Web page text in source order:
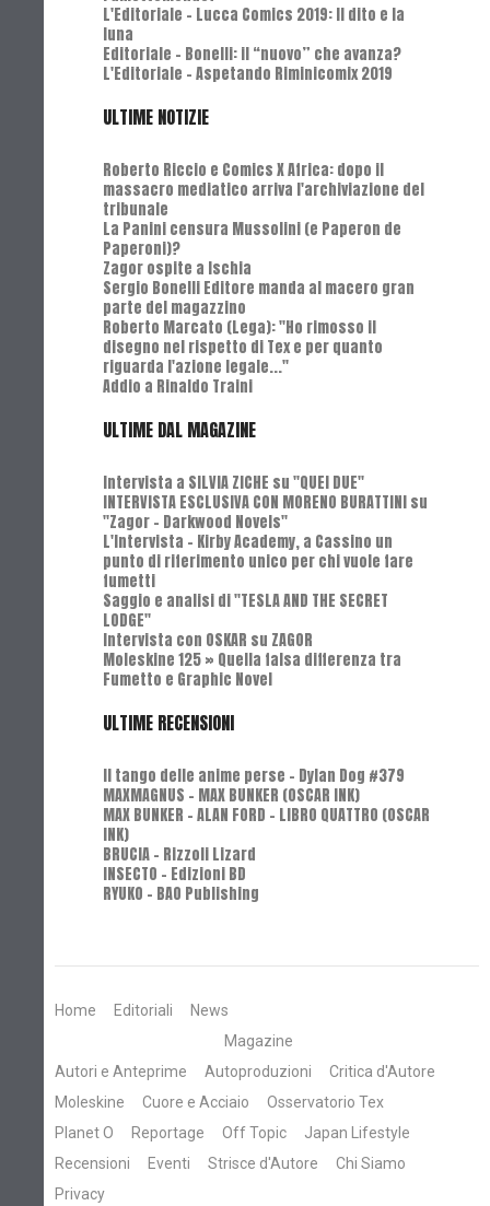
L'Editoriale - Lucca Comics 2019: Il dito e la
luna
Editoriale - Bonelli: il “nuovo” che avanza?
L'Editoriale - Aspetando Riminicomix 2019
ULTIME NOTIZIE
Roberto Riccio e Comics X Africa: dopo il
massacro mediatico arriva l'archiviazione del
tribunale
La Panini censura Mussolini (e Paperon de
Paperoni)?
Zagor ospite a Ischia
Sergio Bonelli Editore manda al macero gran
parte del magazzino
Roberto Marcato (Lega): "Ho rimosso il
disegno nel rispetto di Tex e per quanto
riguarda l'azione legale..."
Addio a Rinaldo Traini
ULTIME DAL MAGAZINE
Intervista a SILVIA ZICHE su "QUEI DUE"
INTERVISTA ESCLUSIVA CON MORENO BURATTINI su
"Zagor - Darkwood Novels"
L'Intervista - Kirby Academy, a Cassino un
punto di riferimento unico per chi vuole fare
fumetti
Saggio e analisi di "TESLA AND THE SECRET
LODGE"
Intervista con OSKAR su ZAGOR
Moleskine 125 » Quella falsa differenza tra
Fumetto e Graphic Novel
ULTIME RECENSIONI
Il tango delle anime perse - Dylan Dog #379
MAXMAGNUS – MAX BUNKER (OSCAR INK)
MAX BUNKER – ALAN FORD – LIBRO QUATTRO (OSCAR
INK)
BRUCIA - Rizzoli Lizard
INSECTO - Edizioni BD
RYUKO - BAO Publishing
Home Editoriali
News
Magazine
Autori e Anteprime
Autoproduzioni
Critica d'Autore
Moleskine
Cuore e Acciaio
Osservatorio Tex
Planet O
Reportage Off Topic
Japan Lifestyle
Recensioni
Eventi Strisce d'Autore
Chi Siamo
Privacy